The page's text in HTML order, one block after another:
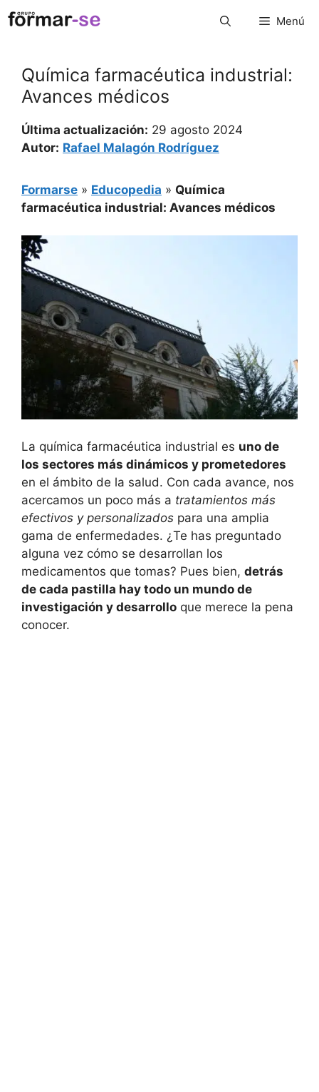
Saltar
al
Menú
Química farmacéutica industrial:
Avances médicos
Última actualización: 29 agosto 2024
Autor: Rafael Malagón Rodríguez
Formarse » Educopedia » Química
farmacéutica industrial: Avances médicos
La química farmacéutica industrial es uno de
los sectores más dinámicos y prometedores
en el ámbito de la salud. Con cada avance, nos
acercamos un poco más a tratamientos más
efectivos y personalizados para una amplia
gama de enfermedades. ¿Te has preguntado
alguna vez cómo se desarrollan los
medicamentos que tomas? Pues bien, detrás
de cada pastilla hay todo un mundo de
investigación y desarrollo que merece la pena
conocer.